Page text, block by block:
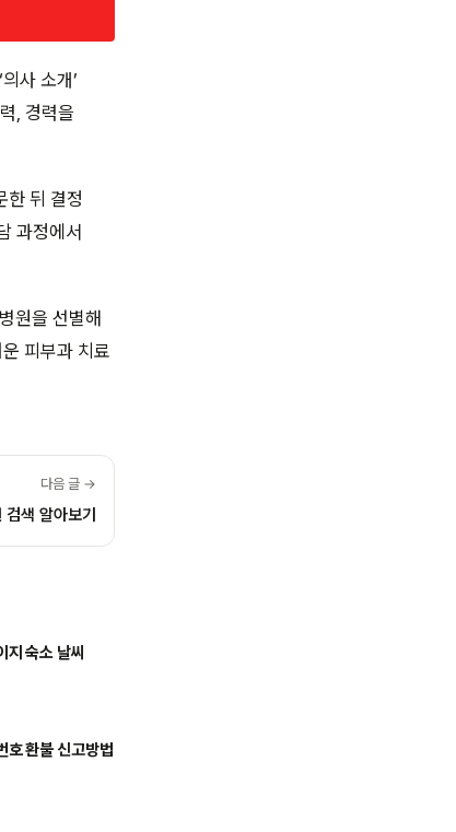
사 소개’
, 경력을
한 뒤 결정
과정에서
원을 선별해
피부과 치료
다음 글 →
색 알아보기
지 숙소 날씨
호 환불 신고방법